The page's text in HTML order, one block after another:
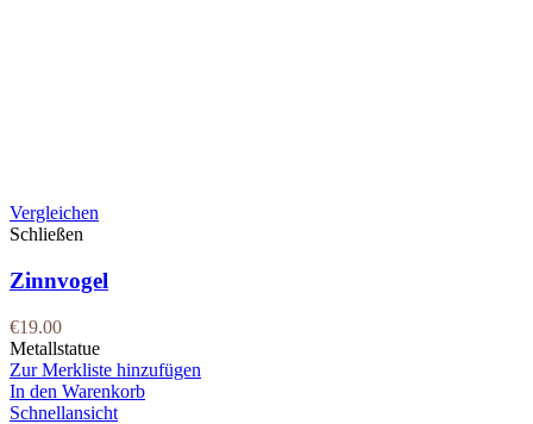
Vergleichen
Schließen
Zinnvogel
€19.00
Metallstatue
Zur Merkliste hinzufügen
In den Warenkorb
Schnellansicht